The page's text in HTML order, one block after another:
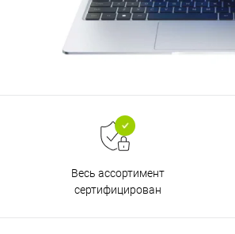
Весь ассортимент
сертифицирован